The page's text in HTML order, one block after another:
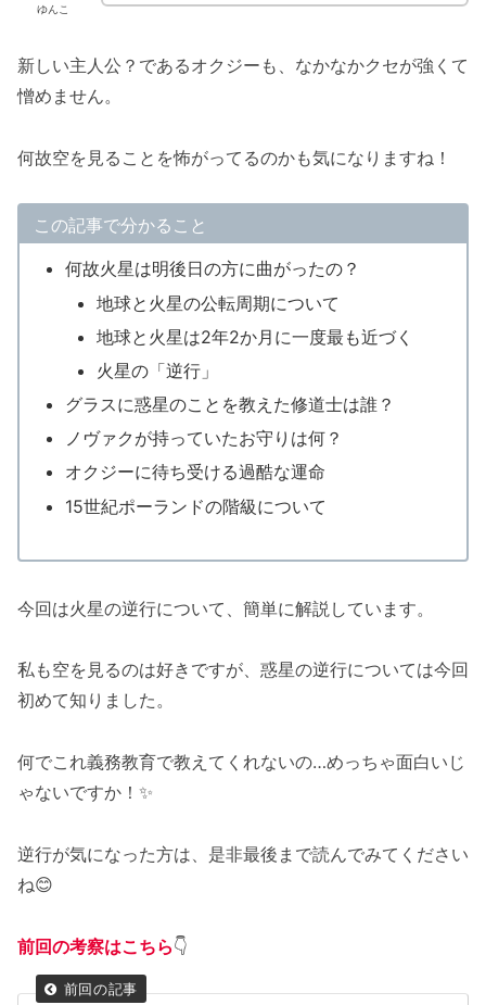
ゆんこ
新しい主人公？であるオクジーも、なかなかクセが強くて
憎めません。
何故空を見ることを怖がってるのかも気になりますね！
この記事で分かること
何故火星は明後日の方に曲がったの？
地球と火星の公転周期について
地球と火星は2年2か月に一度最も近づく
火星の「逆行」
グラスに惑星のことを教えた修道士は誰？
ノヴァクが持っていたお守りは何？
オクジーに待ち受ける過酷な運命
15世紀ポーランドの階級について
今回は火星の逆行について、簡単に解説しています。
私も空を見るのは好きですが、惑星の逆行については今回
初めて知りました。
何でこれ義務教育で教えてくれないの…めっちゃ面白いじ
ゃないですか！✨
逆行が気になった方は、是非最後まで読んでみてください
ね😊
前回の考察はこちら👇